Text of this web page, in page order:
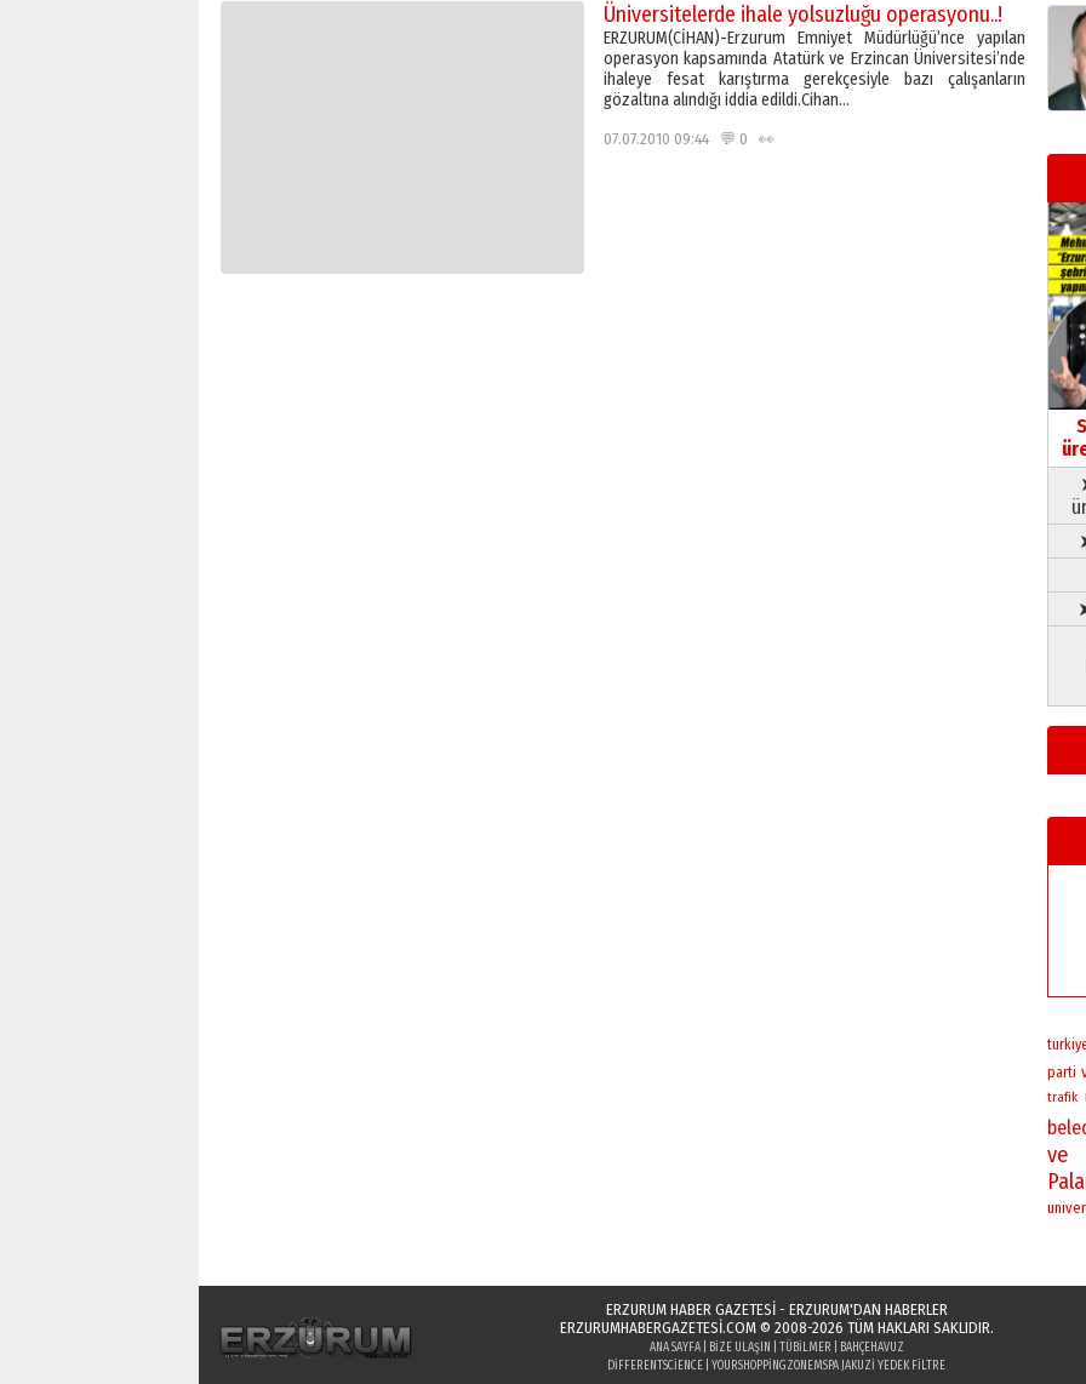
Üniversitelerde ihale yolsuzluğu operasyonu..!
ERZURUM(CİHAN)-Erzurum Emniyet Müdürlüğü’nce yapılan
operasyon kapsamında Atatürk ve Erzincan Üniversitesi’nde
ihaleye fesat karıştırma gerekçesiyle bazı çalışanların
gözaltına alındığı iddia edildi.Cihan…
07.07.2010 09:44 💬 0 👀
parti
trafik
ve
ERZURUM HABER GAZETESİ - ERZURUM'DAN HABERLER
ERZURUMHABERGAZETESI.COM© 2008-2026 TÜM HAKLARI SAKLIDIR.
ANA SAYFA| BIZE ULAŞIN TÜBILMER
BAHÇEHAVUZ
DIFFERENTSCIENCE YOURSHOPPINGZONEMSPA JAKUZI YEDEK FILTRE